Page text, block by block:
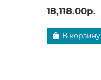
18,118.00р.
В корзину